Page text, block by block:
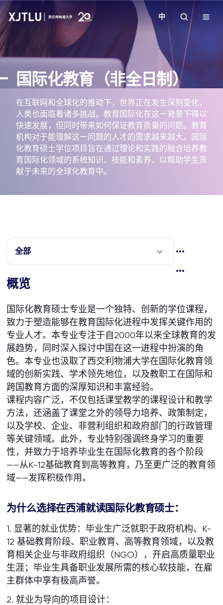
教学
招生
科研
学院
校园生活
中
国际化教育（非全日制）
在互联网和全球化的推动下，世界正在发生深刻变化，
人类也面临着诸多挑战。教育国际化在这一背景下得以
快速发展，但同时带来如何保证教育质量的问题。教育
机构对于能理解这一问题的人才的需求越来越大。国际
化教育硕士学位项目旨在通过理论和实践的融合培养教
育国际化领域的系统知识、技能和素养，以帮助学生贡
献于未来的全球化教育中。
全部
概览
国际化教育硕士专业是一个独特、创新的学位课程，
致力于塑造能够在教育国际化进程中发挥关键作用的
专业人才。本专业专注于自2000年以来全球教育的发
展趋势，同时深入探讨中国在这一进程中扮演的角
色。本专业也汲取了西交利物浦大学在国际化教育领
域的创新实践、学术领先地位，以及教职工在国际和
跨国教育方面的深厚知识和丰富经验。
课程内容广泛，不仅包括课堂教学的课程设计和教学
方法，还涵盖了课堂之外的领导力培养、政策制定，
以及学校、企业、非营利组织和政府部门的行政管理
等关键领域。此外，专业特别强调终身学习的重要
性，并致力于培养毕业生在国际化教育的各个阶段
——从K-12基础教育到高等教育，乃至更广泛的教育领
域——发挥积极作用。
为什么选择在西浦就读国际化教育硕士：
1. 显著的就业优势：毕业生广泛就职于政府机构、K-
12 基础教育阶段、职业教育、高等教育领域，以及教
育相关企业与非政府组织（NGO），开启高质量职业
生涯；毕业生具备职业发展所需的核心软技能，在雇
主群体中享有极高声誉。
2. 就业为导向的项目设计：